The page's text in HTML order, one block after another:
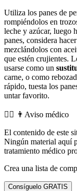
Utiliza los panes de
rompiéndolos en
leche y azúcar, luego
panes, considera
mezclándolos con
que estén crujientes.
usarse como un
carne, o como
rápido, tuesta los
untar favorito.
👨‍⚕️️ 👨Aviso médico
El contenido de este
Ningún material aquí
tratamiento médico
Crea una lista de
Consíguelo GRATIS